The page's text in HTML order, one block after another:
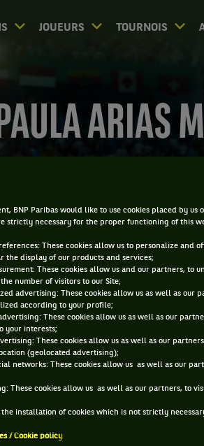
JOUEURS TOURNOIS
ARIAS
PAULA ARIAS MANJON
ÂGE
26 ANS
26/02/2000
POIDS
N/C
TAILLE
N/C
BNP Paribas would like to use cookies placed by us
strictly necessary for the proper functioning of this
These cookies allow us to personalize and
the display of our products and services;
These cookies allow us and our partners, to
number of visitors to our Site;
advertising: These cookies allow us as well as our
according to your profile;
These cookies allow us as well as our
your interests;
These cookies allow us as well as our
(geolocated advertising);
networks: These cookies allow us as well as our
These cookies allow us as well as our partners, to
the installation of cookies which is not strictly
/ Cookie policy